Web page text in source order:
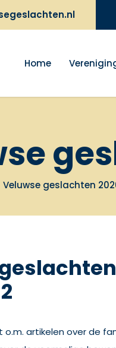
Home
Veluwse geslachten
o.m. artikelen over de